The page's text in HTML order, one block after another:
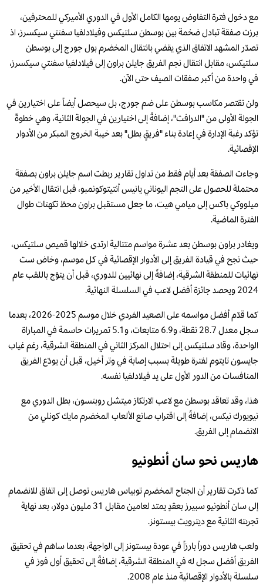
مع دخول فترة التفاوض يومها الكامل الأول في الدوري الأميركي للمحترفين،
برزت صفقة تبادل ضخمة بين بوسطن سلتيكس وفيلادلفيا سفنتي سيكسرز، اذ
تصدّر المشهد الاتفاق الذي يقضي بانتقال المخضرم بول جورج إلى بوسطن
سلتيكس، مقابل انتقال نجم الفريق جايلن براون إلى فيلادلفيا سفنتي سيكسرز،
في واحدة من أكبر صفقات الصيف حتى الآن.
ولن تقتصر مكاسب بوسطن على ضم جورج، بل سيحصل أيضاً على اختيارين في
الجولة الأولى من "الدرافت"، إضافةً إلى اختيارين في الجولة الثانية، وهي خطوةٌ
تؤكد رغبة الإدارة في إعادة بناء "فريقٍ بطل" بعد خيبة الخروج المبكر من الأدوار
الإقصائية.
وجاءت الصفقة بعد أيام فقط من تداول تقارير ربطت اسم جايلن براون بصفقة
محتملة للحصول على النجم اليوناني يانيس أنتيتوكونمبو، قبل انتقال الأخير من
ميلووكي باكس إلى ميامي هيت، ما جعل مستقبل براون محطّ تكهنات طوال
الفترة الماضية.
ويغادر براون بوسطن بعد عشرة مواسم متتالية ارتدى خلالها قميص سلتيكس،
حيث نجح في قيادة الفريق إلى الأدوار الإقصائية في كل موسم، وخاض ست
نهائيات للمنطقة الشرقية، إضافةً إلى نهائيين للدوري، قبل أن يتوّج باللقب عام
2024 ويحصد جائزة أفضل لاعب في السلسلة النهائية.
كما قدّم أفضل مواسمه على الصعيد الفردي خلال موسم 2025-2026، بعدما
سجل معدل 28.7 نقطة، و6.9 متابعات، و5.1 تمريرات حاسمة في المباراة
الواحدة، وقاد سلتيكس إلى احتلال المركز الثاني في المنطقة الشرقية، رغم غياب
جايسون تايتوم لفترة طويلة بسبب إصابة في وتر أخيل، قبل أن يودّع الفريق
المنافسات من الدور الأول على يد فيلادلفيا نفسه.
هذا، وقد تعاقد بوسطن مع لاعب الارتكاز ميتشل روبنسون، بطل الدوري مع
نيويورك نيكس، إضافةً إلى اقتراب صانع الألعاب المخضرم مايك كونلي من
الانضمام إلى الفريق.
هاريس نحو سان أنطونيو
كما ذكرت تقارير أن الجناح المخضرم توبياس هاريس توصل إلى اتفاق للانضمام
إلى سان أنطونيو سبيرز بعقدٍ يمتد لعامين مقابل 31 مليون دولار، بعد نهاية
تجربته الثانية مع ديترويت بيستونز.
ولعب هاريس دوراً بارزاً في عودة بيستونز إلى الواجهة، بعدما ساهم في تحقيق
الفريق أفضل سجل له في المنطقة الشرقية، إضافةً إلى تحقيق أول فوز في
سلسلة بالأدوار الإقصائية منذ عام 2008.